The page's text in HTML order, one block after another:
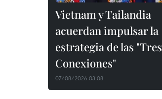
Vietnam y Tailandia
acuerdan impulsar la
estrategia de las "Tres
Conexiones"
07/08/2026 03:08